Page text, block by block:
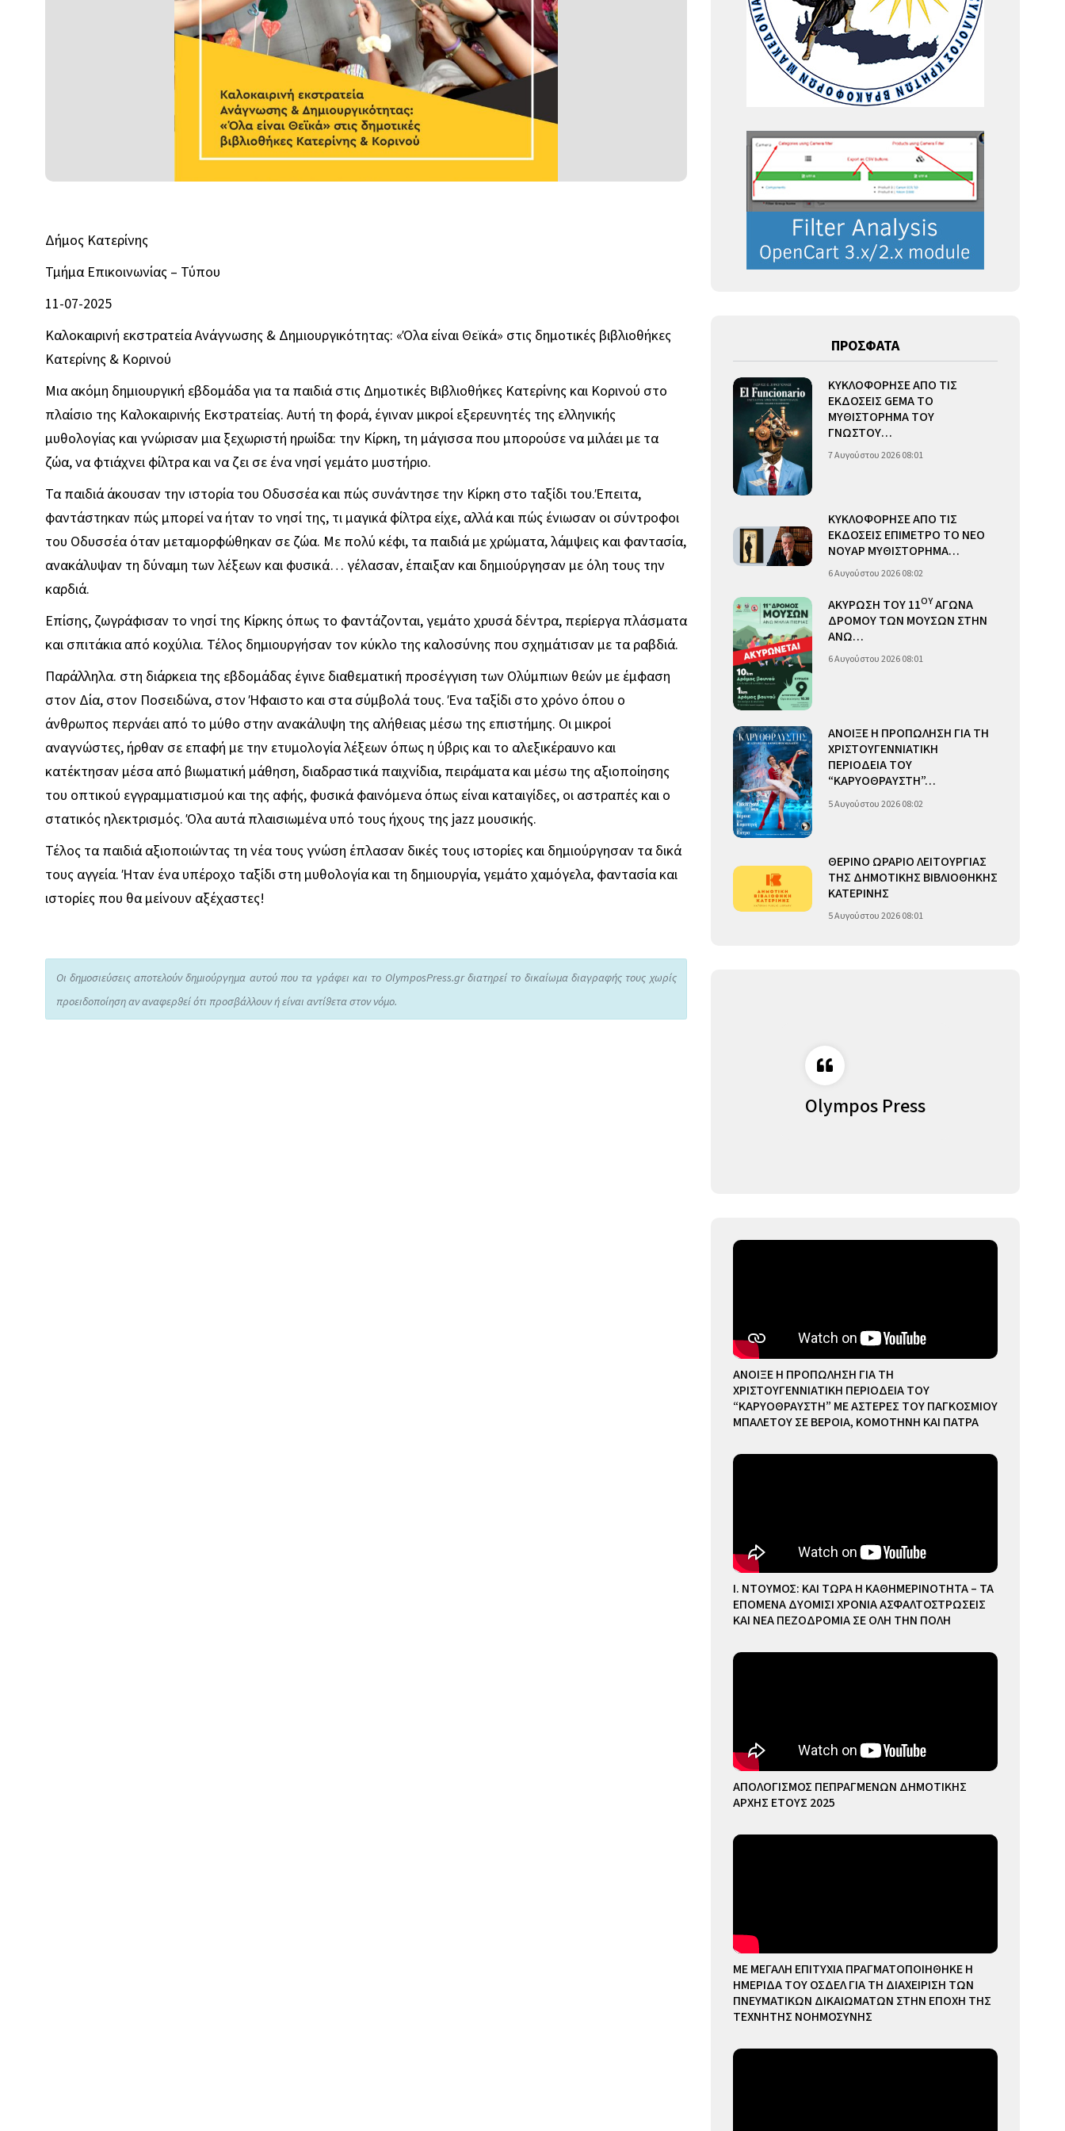
Δήμος Κατερίνης
Τμήμα Επικοινωνίας – Τύπου
11-07-2025
Καλοκαιρινή εκστρατεία Ανάγνωσης & Δημιουργικότητας: «Όλα είναι Θεϊκά» στις δημοτικές βιβλιοθήκες
Κατερίνης & Κορινού
Μια ακόμη δημιουργική εβδομάδα για τα παιδιά στις Δημοτικές Βιβλιοθήκες Κατερίνης και Κορινού στο
πλαίσιο της Καλοκαιρινής Εκστρατείας. Αυτή τη φορά, έγιναν μικροί εξερευνητές της ελληνικής
μυθολογίας και γνώρισαν μια ξεχωριστή ηρωίδα: την Κίρκη, τη μάγισσα που μπορούσε να μιλάει με τα
ζώα, να φτιάχνει φίλτρα και να ζει σε ένα νησί γεμάτο μυστήριο.
Τα παιδιά άκουσαν την ιστορία του Οδυσσέα και πώς συνάντησε την Κίρκη στο ταξίδι του.Έπειτα,
φαντάστηκαν πώς μπορεί να ήταν το νησί της, τι μαγικά φίλτρα είχε, αλλά και πώς ένιωσαν οι σύντροφοι
του Οδυσσέα όταν μεταμορφώθηκαν σε ζώα. Με πολύ κέφι, τα παιδιά με χρώματα, λάμψεις και φαντασία,
ανακάλυψαν τη δύναμη των λέξεων και φυσικά… γέλασαν, έπαιξαν και δημιούργησαν με όλη τους την
καρδιά.
Επίσης, ζωγράφισαν το νησί της Κίρκης όπως το φαντάζονται, γεμάτο χρυσά δέντρα, περίεργα πλάσματα
και σπιτάκια από κοχύλια. Τέλος δημιουργήσαν τον κύκλο της καλοσύνης που σχημάτισαν με τα ραβδιά.
Παράλληλα. στη διάρκεια της εβδομάδας έγινε διαθεματική προσέγγιση των Ολύμπιων θεών με έμφαση
στον Δία, στον Ποσειδώνα, στον Ήφαιστο και στα σύμβολά τους. Ένα ταξίδι στο χρόνο όπου ο
άνθρωπος περνάει από το μύθο στην ανακάλυψη της αλήθειας μέσω της επιστήμης. Οι μικροί
αναγνώστες, ήρθαν σε επαφή με την ετυμολογία λέξεων όπως η ύβρις και το αλεξικέραυνο και
κατέκτησαν μέσα από βιωματική μάθηση, διαδραστικά παιχνίδια, πειράματα και μέσω της αξιοποίησης
του οπτικού εγγραμματισμού και της αφής, φυσικά φαινόμενα όπως είναι καταιγίδες, οι αστραπές και ο
στατικός ηλεκτρισμός. Όλα αυτά πλαισιωμένα υπό τους ήχους της jazz μουσικής.
Τέλος τα παιδιά αξιοποιώντας τη νέα τους γνώση έπλασαν δικές τους ιστορίες και δημιούργησαν τα δικά
τους αγγεία. Ήταν ένα υπέροχο ταξίδι στη μυθολογία και τη δημιουργία, γεμάτο χαμόγελα, φαντασία και
ιστορίες που θα μείνουν αξέχαστες!
Οι δημοσιεύσεις αποτελούν δημιούργημα αυτού που τα γράφει και το OlymposPress.gr διατηρεί το δικαίωμα διαγραφής τους χωρίς
προειδοποίηση αν αναφερθεί ότι προσβάλλουν ή είναι αντίθετα στον νόμο.
ΠΡΟΣΦΑΤΑ
ΚΥΚΛΟΦΟΡΗΣΕ ΑΠΟ ΤΙΣ
ΕΚΔΟΣΕΙΣ GEMA ΤΟ
ΜΥΘΙΣΤΟΡΗΜΑ ΤΟΥ
ΓΝΩΣΤΟΥ…
7 Αυγούστου 2026 08:01
ΚΥΚΛΟΦΟΡΗΣΕ ΑΠΟ ΤΙΣ
ΕΚΔΟΣΕΙΣ ΕΠΙΜΕΤΡΟ ΤΟ ΝΕΟ
ΝΟΥΑΡ ΜΥΘΙΣΤΟΡΗΜΑ…
6 Αυγούστου 2026 08:02
ΑΚΥΡΩΣΗ ΤΟΥ 11ΟΥΑΓΩΝΑ
ΔΡΟΜΟΥ ΤΩΝ ΜΟΥΣΩΝ ΣΤΗΝ
ΑΝΩ…
6 Αυγούστου 2026 08:01
ΑΝΟΙΞΕ Η ΠΡΟΠΩΛΗΣΗ ΓΙΑ ΤΗ
ΧΡΙΣΤΟΥΓΕΝΝΙΑΤΙΚΗ
ΠΕΡΙΟΔΕΙΑ ΤΟΥ
“ΚΑΡΥΟΘΡΑΥΣΤΗ”…
5 Αυγούστου 2026 08:02
ΘΕΡΙΝΟ ΩΡΑΡΙΟ ΛΕΙΤΟΥΡΓΙΑΣ
ΤΗΣ ΔΗΜΟΤΙΚΗΣ ΒΙΒΛΙΟΘΗΚΗΣ
ΚΑΤΕΡΙΝΗΣ
5 Αυγούστου 2026 08:01
Olympos Press
ΑΝΟΙΞΕ Η ΠΡΟΠΩΛΗΣΗ ΓΙΑ ΤΗ
ΧΡΙΣΤΟΥΓΕΝΝΙΑΤΙΚΗ ΠΕΡΙΟΔΕΙΑ ΤΟΥ
“ΚΑΡΥΟΘΡΑΥΣΤΗ” ΜΕ ΑΣΤΕΡΕΣ ΤΟΥ ΠΑΓΚΟΣΜΙΟΥ
ΜΠΑΛΕΤΟΥ ΣΕ ΒΕΡΟΙΑ, ΚΟΜΟΤΗΝΗ ΚΑΙ ΠΑΤΡΑ
Ι. ΝΤΟΥΜΟΣ: ΚΑΙ ΤΩΡΑ Η ΚΑΘΗΜΕΡΙΝΟΤΗΤΑ – ΤΑ
ΕΠΟΜΕΝΑ ΔΥΟΜΙΣΙ ΧΡΟΝΙΑ ΑΣΦΑΛΤΟΣΤΡΩΣΕΙΣ
ΚΑΙ ΝΕΑ ΠΕΖΟΔΡΟΜΙΑ ΣΕ ΟΛΗ ΤΗΝ ΠΟΛΗ
ΑΠΟΛΟΓΙΣΜΟΣ ΠΕΠΡΑΓΜΕΝΩΝ ΔΗΜΟΤΙΚΗΣ
ΑΡΧΗΣ ΕΤΟΥΣ 2025
ΜΕ ΜΕΓΑΛΗ ΕΠΙΤΥΧΙΑ ΠΡΑΓΜΑΤΟΠΟΙΗΘΗΚΕ Η
ΗΜΕΡΙΔΑ ΤΟΥ ΟΣΔΕΛ ΓΙΑ ΤΗ ΔΙΑΧΕΙΡΙΣΗ ΤΩΝ
ΠΝΕΥΜΑΤΙΚΩΝ ΔΙΚΑΙΩΜΑΤΩΝ ΣΤΗΝ ΕΠΟΧΗ ΤΗΣ
ΤΕΧΝΗΤΗΣ ΝΟΗΜΟΣΥΝΗΣ